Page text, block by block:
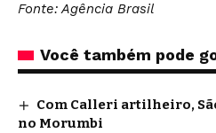
Fonte: Agência Brasil
Você também pode
Com Calleri artilheiro,
no Morumbi